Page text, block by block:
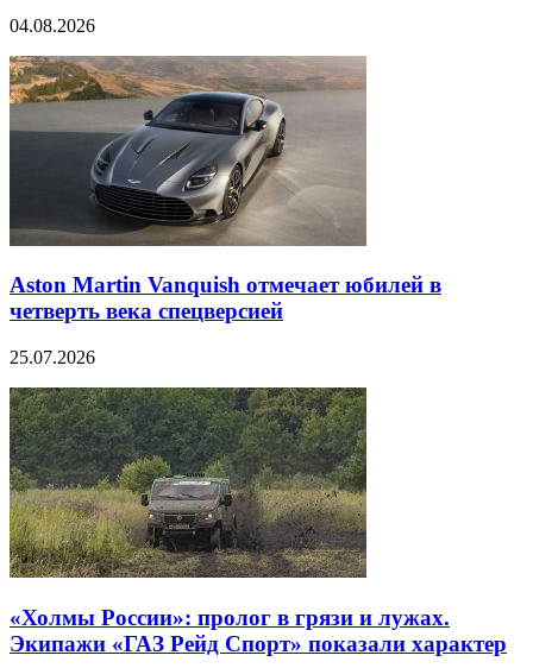
04.08.2026
Aston Martin Vanquish отмечает юбилей в
четверть века спецверсией
25.07.2026
«Холмы России»: пролог в грязи и лужах.
Экипажи «ГАЗ Рейд Спорт» показали характер